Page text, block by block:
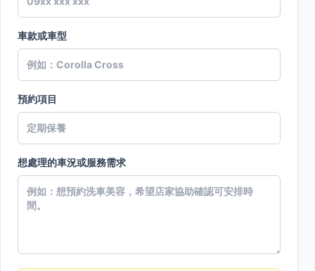
車款或車型
預約項目
想處理的車況或服務需求